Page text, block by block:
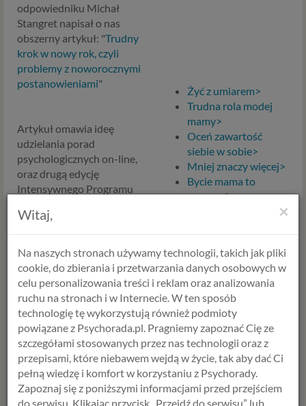
odpowiedniku Michał
Stangret napisał o nas
obszerny artykuł: "Trudny
krok w nowy rok, czyli
problemy z noworocznymi
postanowieniami"
Artykuł omawia ideę
udzielania porad
psychologicznych on-line,
oraz drugą edycję
Intensywnego Programu
prowadzonej przez
psychologów
Psychorady.pl. Z treścią
artykułu 15 stycznia mogli
się zapoznać czytelnicy
Onet.pli Gazety.pl
Po raz kolejny "Metro"
podjęło tematykę
psychoporadnictwa
internetowego w artykule
"Kozetka online" 15
Żyć z umiarem>
Trudna rola modej
mamy>
Oceń zawartość
siebie w sobie>
Mniej znaczy więcej>
Bycie mama to
wyzwanie>
przyjaźń>
Prawdziwych Świąt
już nie ma...>
Czas rozwodów >
×
Witaj,
Na naszych stronach używamy technologii, takich jak pliki
cookie, do zbierania i przetwarzania danych osobowych w
celu personalizowania treści i reklam oraz analizowania
ruchu na stronach i w Internecie. W ten sposób
technologię tę wykorzystują również podmioty
powiązane z Psychorada.pl. Pragniemy zapoznać Cię ze
szczegółami stosowanych przez nas technologii oraz z
przepisami, które niebawem wejdą w życie, tak aby dać Ci
pełną wiedzę i komfort w korzystaniu z Psychorady.
Zapoznaj się z poniższymi informacjami przed przejściem
do serwisu. Klikając przycisk „Przejdź do serwisu” lub